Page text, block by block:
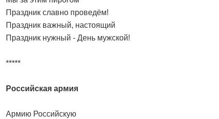
Праздник славно проведём!
Праздник важный, настоящий
Праздник нужный - День мужской!
*****
Российская армия
Армию Российскую